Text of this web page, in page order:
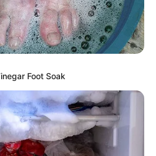
bizi nələr gözləyir? —ULDUZ FALI
fərmanı hansı dəyişikliklərə səbəb
Foot Soak